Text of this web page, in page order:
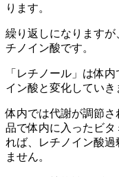
ります。
繰り返しになります
チノイン酸です。
「レチノール」は体
イン酸と変化していき
体内では代謝が調節
品で体内に入ったビ
れば、レチノイン酸過
ません。